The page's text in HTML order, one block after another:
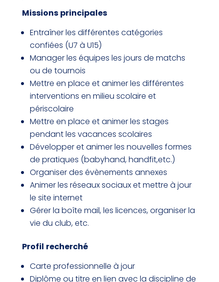
Missions principales
Entraîner les différentes catégories
confiées (U7 à U15)
Manager les équipes les jours de matchs
ou de tournois
Mettre en place et animer les différentes
interventions en milieu scolaire et
périscolaire
Mettre en place et animer les stages
pendant les vacances scolaires
Développer et animer les nouvelles formes
de pratiques (babyhand, handfit,etc.)
Organiser des évènements annexes
Animer les réseaux sociaux et mettre à jour
le site internet
Gérer la boîte mail, les licences, organiser la
vie du club, etc.
Profil recherché
Carte professionnelle à jour
Diplôme ou titre en lien avec la discipline de